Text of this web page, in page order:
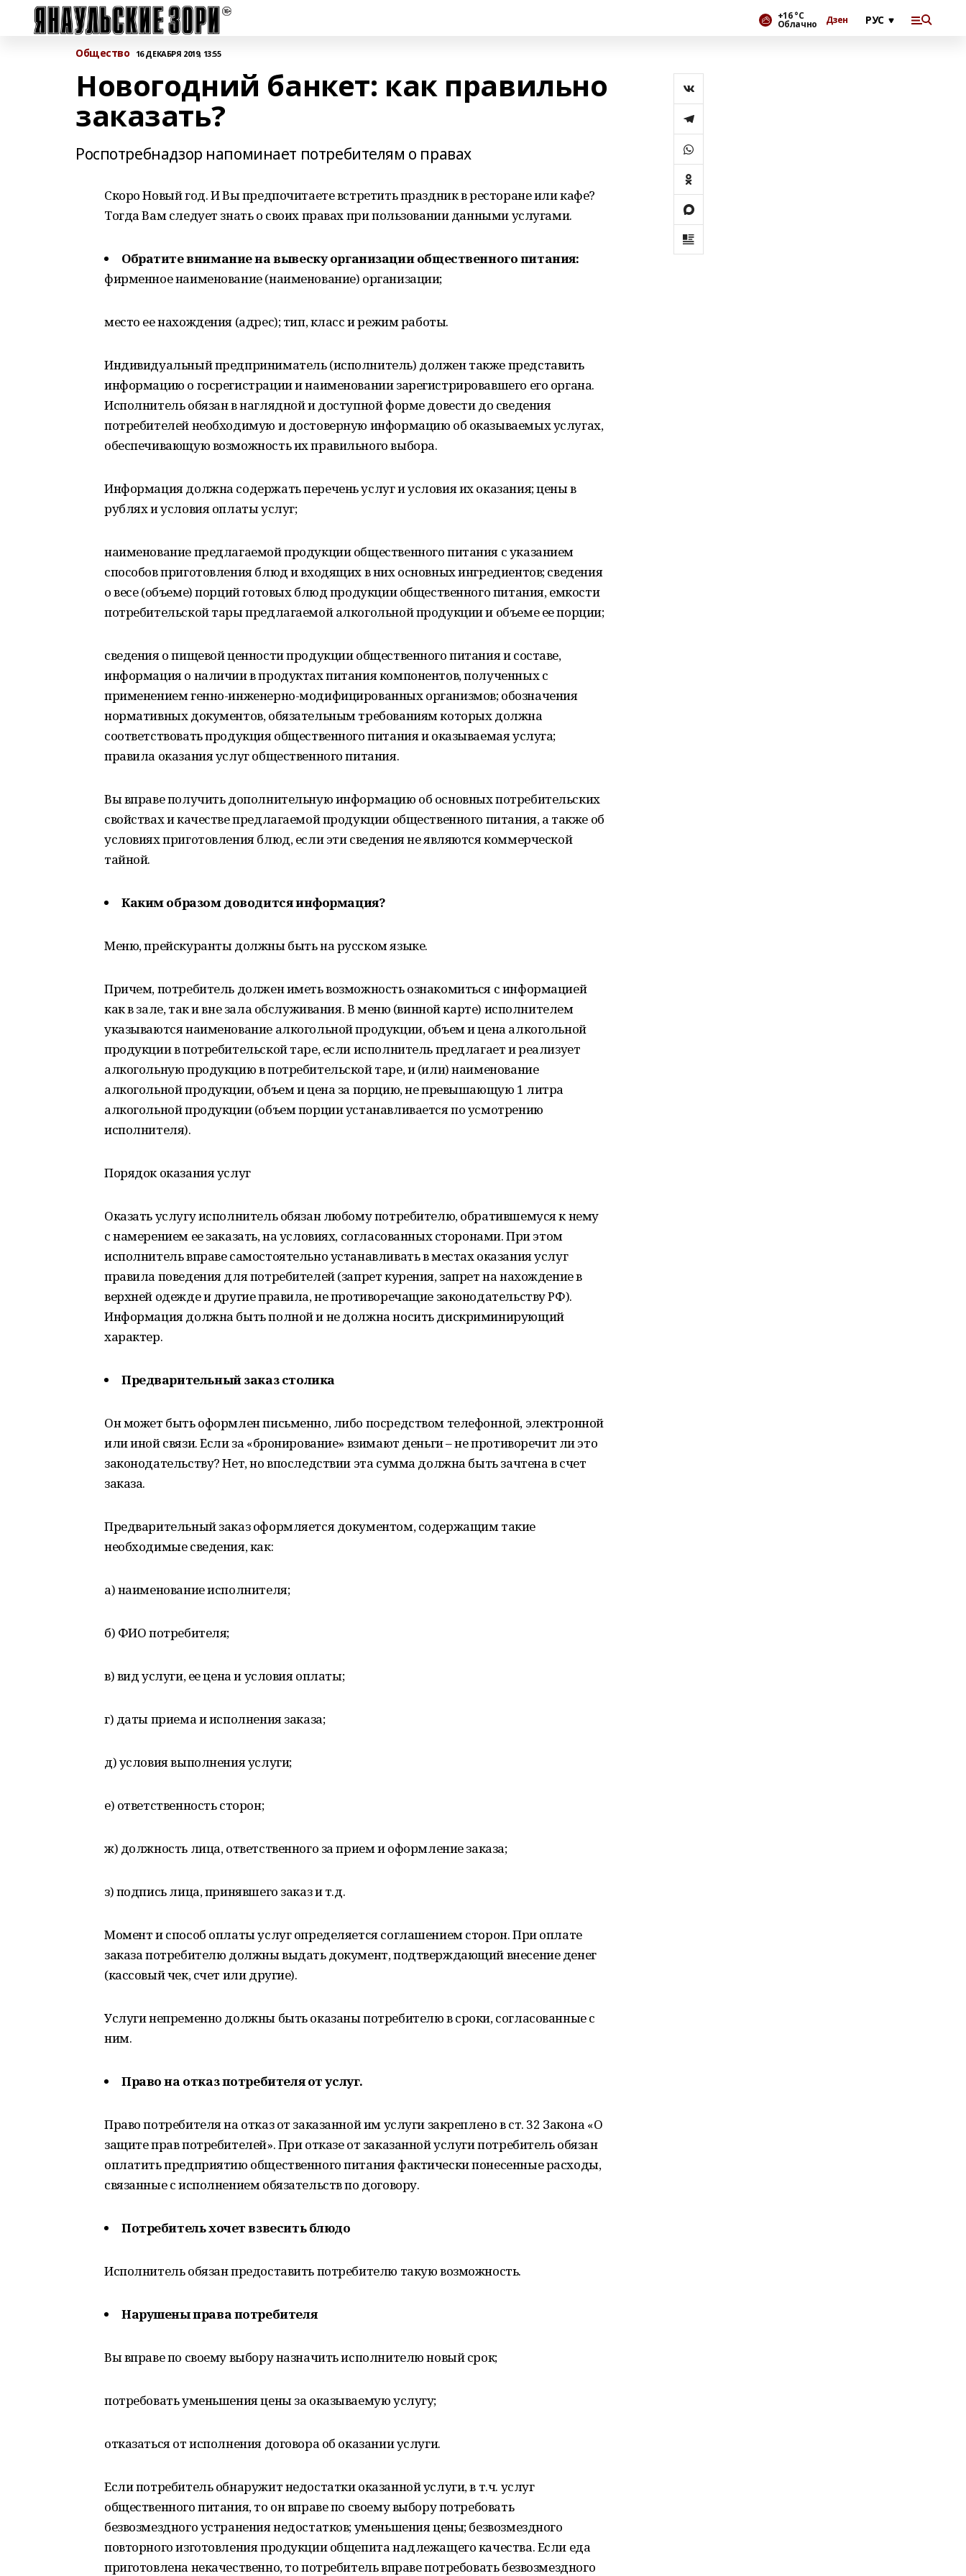
+16 °С
Облачно Дзен
Общество 16 ДЕКАБРЯ 2019, 13:55
Новогодний банкет: как правильно
заказать?
Роспотребнадзор напоминает потребителям о правах
Скоро Новый год. И Вы предпочитаете встретить праздник в ресторане или кафе?
Тогда Вам следует знать о своих правах при пользовании данными услугами.
Обратите внимание на вывеску организации общественного питания:
фирменное наименование (наименование) организации;
место ее нахождения (адрес); тип, класс и режим работы.
Индивидуальный предприниматель (исполнитель) должен также представить
информацию о госрегистрации и наименовании зарегистрировавшего его органа.
Исполнитель обязан в наглядной и доступной форме довести до сведения
потребителей необходимую и достоверную информацию об оказываемых услугах,
обеспечивающую возможность их правильного выбора.
Информация должна содержать перечень услуг и условия их оказания; цены в
рублях и условия оплаты услуг;
наименование предлагаемой продукции общественного питания с указанием
способов приготовления блюд и входящих в них основных ингредиентов; сведения
о весе (объеме) порций готовых блюд продукции общественного питания, емкости
потребительской тары предлагаемой алкогольной продукции и объеме ее порции;
сведения о пищевой ценности продукции общественного питания и составе,
информация о наличии в продуктах питания компонентов, полученных с
применением генно-инженерно-модифицированных организмов; обозначения
нормативных документов, обязательным требованиям которых должна
соответствовать продукция общественного питания и оказываемая услуга;
правила оказания услуг общественного питания.
Вы вправе получить дополнительную информацию об основных потребительских
свойствах и качестве предлагаемой продукции общественного питания, а также об
условиях приготовления блюд, если эти сведения не являются коммерческой
тайной.
Каким образом доводится информация?
Меню, прейскуранты должны быть на русском языке.
Причем, потребитель должен иметь возможность ознакомиться с информацией
как в зале, так и вне зала обслуживания. В меню (винной карте) исполнителем
указываются наименование алкогольной продукции, объем и цена алкогольной
продукции в потребительской таре, если исполнитель предлагает и реализует
алкогольную продукцию в потребительской таре, и (или) наименование
алкогольной продукции, объем и цена за порцию, не превышающую 1 литра
алкогольной продукции (объем порции устанавливается по усмотрению
исполнителя).
Порядок оказания услуг
Оказать услугу исполнитель обязан любому потребителю, обратившемуся к нему
с намерением ее заказать, на условиях, согласованных сторонами. При этом
исполнитель вправе самостоятельно устанавливать в местах оказания услуг
правила поведения для потребителей (запрет курения, запрет на нахождение в
верхней одежде и другие правила, не противоречащие законодательству РФ).
Информация должна быть полной и не должна носить дискриминирующий
характер.
Предварительный заказ столика
Он может быть оформлен письменно, либо посредством телефонной, электронной
или иной связи. Если за «бронирование» взимают деньги – не противоречит ли это
законодательству? Нет, но впоследствии эта сумма должна быть зачтена в счет
заказа.
Предварительный заказ оформляется документом, содержащим такие
необходимые сведения, как:
а) наименование исполнителя;
б) ФИО потребителя;
в) вид услуги, ее цена и условия оплаты;
г) даты приема и исполнения заказа;
д) условия выполнения услуги;
е) ответственность сторон;
ж) должность лица, ответственного за прием и оформление заказа;
з) подпись лица, принявшего заказ и т.д.
Момент и способ оплаты услуг определяется соглашением сторон. При оплате
заказа потребителю должны выдать документ, подтверждающий внесение денег
(кассовый чек, счет или другие).
Услуги непременно должны быть оказаны потребителю в сроки, согласованные с
ним.
Право на отказ потребителя от услуг.
Право потребителя на отказ от заказанной им услуги закреплено в ст. 32 Закона «О
защите прав потребителей». При отказе от заказанной услуги потребитель обязан
оплатить предприятию общественного питания фактически понесенные расходы,
связанные с исполнением обязательств по договору.
Потребитель хочет взвесить блюдо
Исполнитель обязан предоставить потребителю такую возможность.
Нарушены права потребителя
Вы вправе по своему выбору назначить исполнителю новый срок;
потребовать уменьшения цены за оказываемую услугу;
отказаться от исполнения договора об оказании услуги.
Если потребитель обнаружит недостатки оказанной услуги, в т.ч. услуг
общественного питания, то он вправе по своему выбору потребовать
безвозмездного устранения недостатков; уменьшения цены; безвозмездного
повторного изготовления продукции общепита надлежащего качества. Если еда
приготовлена некачественно, то потребитель вправе потребовать безвозмездного